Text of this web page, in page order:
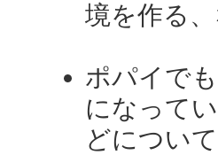
境を作る
ポパイで
になって
どについ